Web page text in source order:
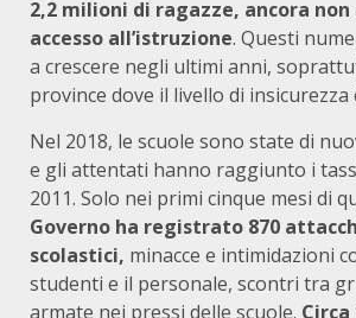
2,2 milioni di ragazze, ancora
accesso all’istruzione. Questi
a crescere negli ultimi anni,
province dove il livello di insicurezza
Nel 2018, le scuole sono state di
e gli attentati hanno raggiunto i
2011. Solo nei primi cinque mesi di
Governo ha registrato 870
scolastici, minacce e intimidazioni
studenti e il personale, scontri tra
armate nei pressi delle scuole.